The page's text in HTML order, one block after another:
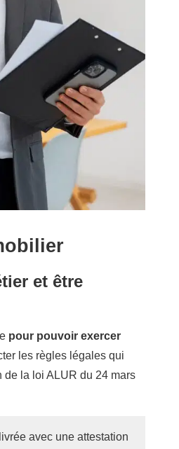
et être
pour pouvoir exercer
les règles légales qui
de la loi ALUR du 24 mars
avec une attestation